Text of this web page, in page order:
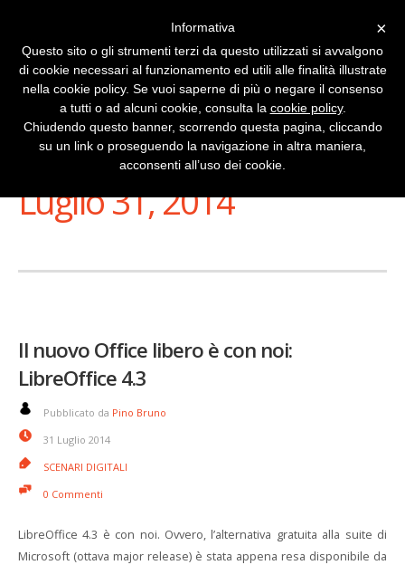
Stai Visualizzando
Luglio 31, 2014
Il nuovo Office libero è con noi:
LibreOffice 4.3
Pubblicato da Pino Bruno
31 Luglio 2014
SCENARI DIGITALI
0 Commenti
LibreOffice 4.3 è con noi. Ovvero, l’alternativa gratuita alla suite di
Microsoft (ottava major release) è stata appena resa disponibile da
×
Informativa
Questo sito o gli strumenti terzi da questo utilizzati si avvalgono
di cookie necessari al funzionamento ed utili alle finalità illustrate
nella cookie policy. Se vuoi saperne di più o negare il consenso
a tutti o ad alcuni cookie, consulta la cookie policy.
Chiudendo questo banner, scorrendo questa pagina, cliccando
su un link o proseguendo la navigazione in altra maniera,
acconsenti all’uso dei cookie.